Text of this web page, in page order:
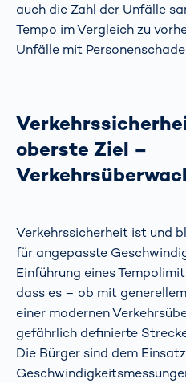
auch die Zahl der Unfälle
Tempo im Vergleich zu
Unfälle mit
oberste Ziel –
Verkehrssicherheit ist und
für angepasste
Einführung eines
dass es – ob mit
einer modernen
gefährlich definierte
Die Bürger sind dem